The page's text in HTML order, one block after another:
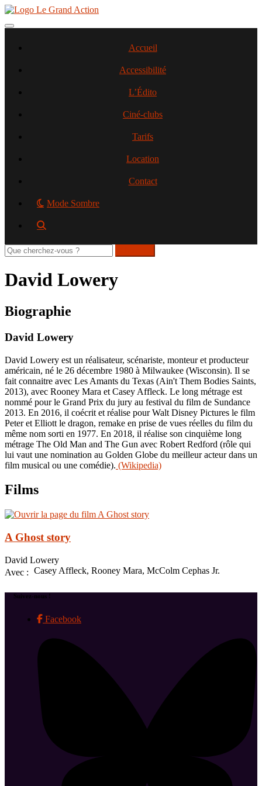
Aller
contenu
Toggle navigation
Accueil
Accessibilité
L’Édito
Ciné-clubs
Tarifs
Location
Contact
Mode Sombre
Rechercher
sur
site
David Lowery
Biographie
David Lowery
David Lowery est un réalisateur, scénariste, monteur et producteur
américain, né le 26 décembre 1980 à Milwaukee (Wisconsin). Il se
fait connaitre avec Les Amants du Texas (Ain't Them Bodies Saints,
2013), avec Rooney Mara et Casey Affleck. Le long métrage est
nommé pour le Grand Prix du jury au festival du film de Sundance
2013. En 2016, il coécrit et réalise pour Walt Disney Pictures le film
Peter et Elliott le dragon, remake en prise de vues réelles du film du
même nom sorti en 1977. En 2018, il réalise son cinquième long
métrage The Old Man and The Gun avec Robert Redford (rôle qui
lui vaut une nomination au Golden Globe du meilleur acteur dans un
film musical ou une comédie). (Wikipedia)
Films
A Ghost story
David Lowery
Avec : Casey Affleck, Rooney Mara, McColm Cephas Jr.
Suivez-nous !
Facebook